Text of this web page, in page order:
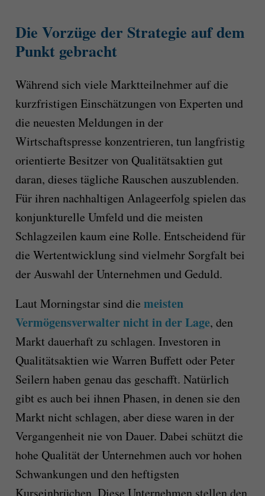
Die Vorzüge der Strategie auf dem
Punkt gebracht
Während sich viele Marktteilnehmer auf die
kurzfristigen Einschätzungen von Experten und
die neuesten Meldungen in der
Wirtschaftspresse konzentrieren, tun langfristig
orientierte Besitzer von Qualitätsaktien gut
daran, dieses tägliche Rauschen auszublenden.
Für ihren nachhaltigen Anlageerfolg spielen das
konjunkturelle Umfeld und die meisten
Schlagzeilen kaum eine Rolle. Entscheidend für
die Wertentwicklung sind vielmehr Sorgfalt bei
der Auswahl der Unternehmen und Geduld.
Laut Morningstar sind die meisten
Vermögensverwalter nicht in der Lage, den
Markt dauerhaft zu schlagen. Investoren in
Qualitätsaktien wie Warren Buffett oder Peter
Seilern haben genau das geschafft. Natürlich
gibt es auch bei ihnen Phasen, in denen sie den
Markt nicht schlagen, aber diese waren in der
Vergangenheit nie von Dauer. Dabei schützt die
hohe Qualität der Unternehmen auch vor hohen
Schwankungen und den heftigsten
Kurseinbrüchen. Diese Unternehmen stellen den